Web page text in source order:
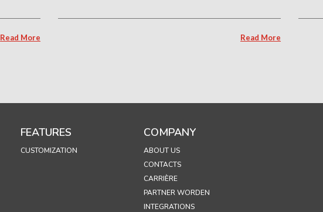
Read More Read More
FEATURES
CUSTOMIZATION
COMPANY
ABOUT US
CONTACTS
CARRIÈRE
PARTNER WORDEN
INTEGRATIONS